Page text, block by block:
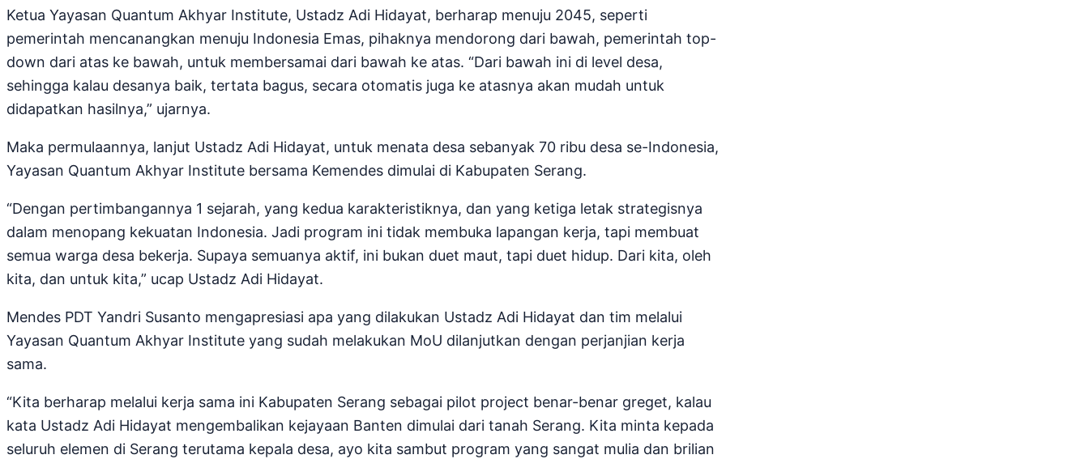
Ketua Yayasan Quantum Akhyar Institute, Ustadz Adi Hidayat, berharap menuju 2045, seperti
pemerintah mencanangkan menuju Indonesia Emas, pihaknya mendorong dari bawah, pemerintah top-
down dari atas ke bawah, untuk membersamai dari bawah ke atas. “Dari bawah ini di level desa,
sehingga kalau desanya baik, tertata bagus, secara otomatis juga ke atasnya akan mudah untuk
didapatkan hasilnya,” ujarnya.
Maka permulaannya, lanjut Ustadz Adi Hidayat, untuk menata desa sebanyak 70 ribu desa se-Indonesia,
Yayasan Quantum Akhyar Institute bersama Kemendes dimulai di Kabupaten Serang.
“Dengan pertimbangannya 1 sejarah, yang kedua karakteristiknya, dan yang ketiga letak strategisnya
dalam menopang kekuatan Indonesia. Jadi program ini tidak membuka lapangan kerja, tapi membuat
semua warga desa bekerja. Supaya semuanya aktif, ini bukan duet maut, tapi duet hidup. Dari kita, oleh
kita, dan untuk kita,” ucap Ustadz Adi Hidayat.
Mendes PDT Yandri Susanto mengapresiasi apa yang dilakukan Ustadz Adi Hidayat dan tim melalui
Yayasan Quantum Akhyar Institute yang sudah melakukan MoU dilanjutkan dengan perjanjian kerja
sama.
“Kita berharap melalui kerja sama ini Kabupaten Serang sebagai pilot project benar-benar greget, kalau
kata Ustadz Adi Hidayat mengembalikan kejayaan Banten dimulai dari tanah Serang. Kita minta kepada
seluruh elemen di Serang terutama kepala desa, ayo kita sambut program yang sangat mulia dan brilian